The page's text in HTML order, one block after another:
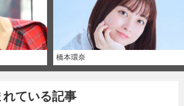
橋本環奈
れている記事